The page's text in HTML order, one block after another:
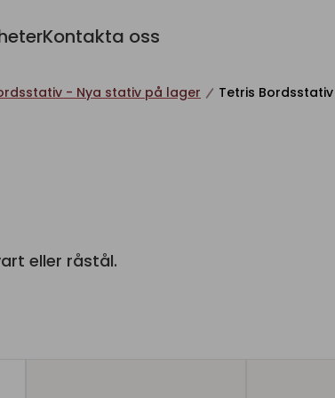
Kontakta oss
- Nya stativ på lager Tetris Bordsstativ
eller råstål.